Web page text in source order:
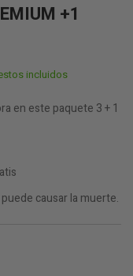
+1
incluidos
en este paquete 3 + 1
causar la muerte.